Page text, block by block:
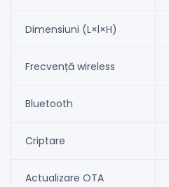
Dimensiuni (L×l×H)
Frecvență wireless
Bluetooth
Criptare
Actualizare OTA